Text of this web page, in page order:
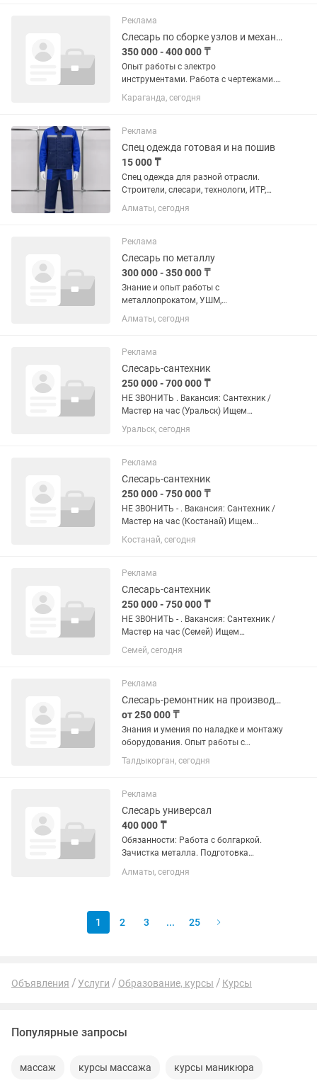
Заработная плата: 400 000 тенге.
Требования: Опыт...
Реклама
Слесарь по сборке узлов и механизмов
350 000 - 400 000 ₸
Опыт работы с электро
инструментами. Работа с чертежами.
Ответственность, пунктуальность.
График работы 5/2. С 8 до 17.
Караганда, сегодня
Реклама
Спец одежда готовая и на пошив
15 000 ₸
Спец одежда для разной отрасли.
Строители, слесари, технологи, ИТР,
КухнЯ рабочие и техперсонал, жилеты,
футболки.Нанесение логотипов также
Алматы, сегодня
Реклама
Слесарь по металлу
300 000 - 350 000 ₸
Знание и опыт работы с
металлопрокатом, УШМ,
шлифовальные работы
Алматы, сегодня
Реклама
Слесарь-сантехник
250 000 - 700 000 ₸
НЕ ЗВОНИТЬ . Вакансия: Сантехник /
Мастер на час (Уральск) Ищем
дисциплинированных профессионалов
для долгосрочного сотрудничества.
(строго по согласованию). Формат...
Уральск, сегодня
Реклама
Слесарь-сантехник
250 000 - 750 000 ₸
НЕ ЗВОНИТЬ - . Вакансия: Сантехник /
Мастер на час (Костанай) Ищем
дисциплинированных профессионалов
для долгосрочного сотрудничества.
(строго по...
Костанай, сегодня
Реклама
Слесарь-сантехник
250 000 - 750 000 ₸
НЕ ЗВОНИТЬ - . Вакансия: Сантехник /
Мастер на час (Семей) Ищем
дисциплинированных профессионалов
для долгосрочного сотрудничества.
(строго по согласованию). Формат...
Семей, сегодня
Реклама
Слесарь-ремонтник на производстве
от 250 000 ₸
Знания и умения по наладке и монтажу
оборудования. Опыт работы с
электроинструментом. Железная
дисциплина, пунктуальность и желание
Талдыкорган, сегодня
Реклама
Слесарь универсал
400 000 ₸
Обязанности: Работа с болгаркой.
Зачистка металла. Подготовка
металлоконструкций. Требования:
Алматы, сегодня
1 2 3 ... 25
Объявления Услуги Образование, курсы Курсы
Популярные запросы
массаж курсы массажа курсы маникюра